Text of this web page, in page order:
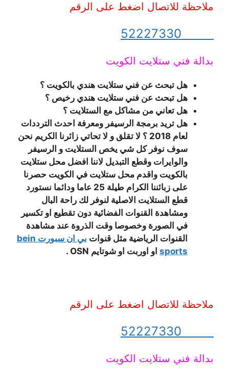
ملاحظة للاتصال اضغط على الرقم
بدالة فني ستلايت الكويت
هل تبحث عن فني ستلايت هندي بالكويت ؟
هل تبحث عن فني ستلايت هندي رخيص ؟
هل تعاني من مشاكل مع الستلايت ؟
هل تريد برمجة الرسيفر ومعرفة احدث الترددات
لعام 2018 ؟ لا تقلق و لا تحاتي زائرنا الكريم نحن
سوف نوفر كل شي يخص الستلايت و الرسيفر
والوايرات وقطع التبديل لاننا افضل محل ستلايت
بالكويت واقدم محل ستلايت في الكويت حصرنا
على زبائننا الكرام طيلة 25 عاما ودائما نستورد
قطع الستلايت الاصلية لنوفر لك راحة البال
ومشاهدة القنوات الفضائية دون تقطيع او تكسير
في الصورة وخصوصا وقت الذروة عند مشاهدة
القنوات الرياضية مثل قنوات بي ان سبورت bein
sports او اوربت او شوتايم OSN .
ملاحظة للاتصال اضغط على الرقم
بدالة فني ستلايت الكويت